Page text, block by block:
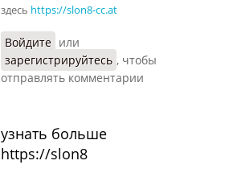
здесь https://slon8-cc.at
Войдите или
зарегистрируйтесь , чтобы
отправлять комментарии
узнать больше
https://slon8